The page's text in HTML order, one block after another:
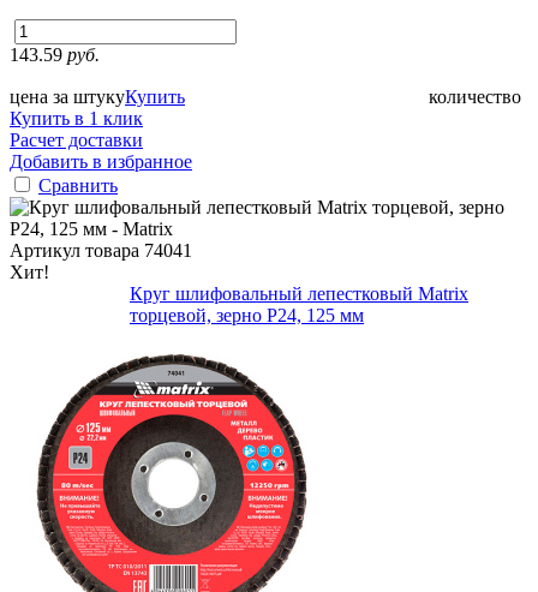
143.59 руб.
цена за штуку количество
Купить
Купить в 1 клик
Расчет доставки
Добавить в избранное
Сравнить
Артикул товара 74041
Хит!
Круг шлифовальный лепестковый Matrix
торцевой, зерно P24, 125 мм